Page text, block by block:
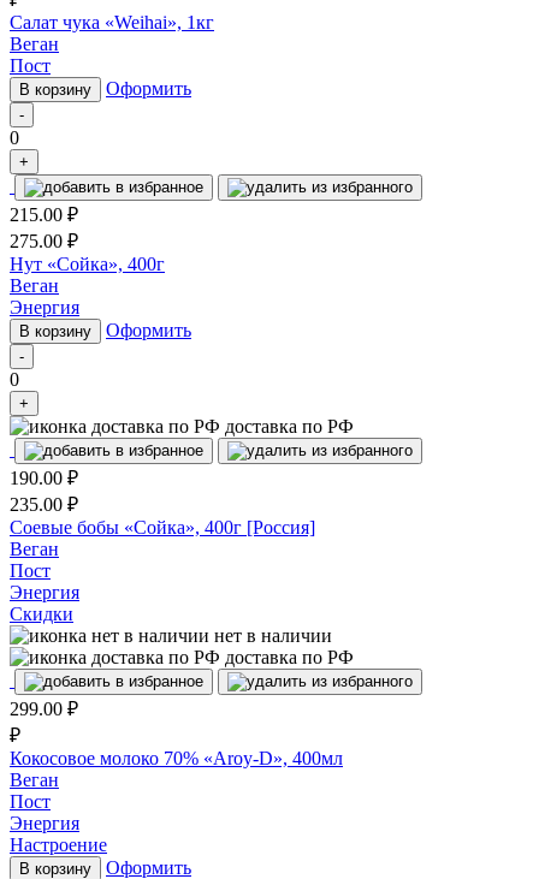
Салат чука «Weihai», 1кг
Веган
Пост
В корзину Оформить
-
0
+
215.00 ₽
275.00 ₽
Нут «Сойка», 400г
Веган
Энергия
В корзину Оформить
-
0
+
доставка по РФ
190.00 ₽
235.00 ₽
Соевые бобы «Сойка», 400г [Россия]
Веган
Пост
Энергия
Скидки
нет в наличии
доставка по РФ
299.00 ₽
₽
Кокосовое молоко 70% «Aroy-D», 400мл
Веган
Пост
Энергия
Настроение
В корзину Оформить